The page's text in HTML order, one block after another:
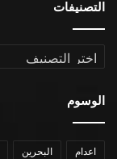
التصنيفات
التصنيفات
الوسوم
اعدام البحرين